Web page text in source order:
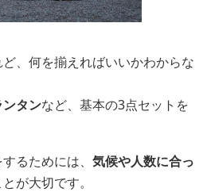
、何を揃えればいいかわからな
タンなど、基本の3点セットを
るためには、 気候や人数に合っ
が大切です。